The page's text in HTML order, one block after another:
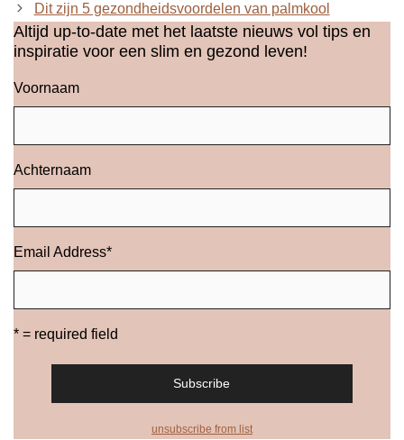
Dit zijn 5 gezondheidsvoordelen van palmkool
Altijd up-to-date met het laatste nieuws vol tips en
inspiratie voor een slim en gezond leven!
Voornaam
Achternaam
Email Address*
* = required field
unsubscribe from list